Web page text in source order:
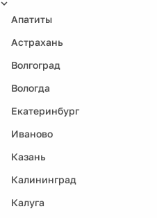
Апатиты
Астрахань
Волгоград
Вологда
Екатеринбург
Иваново
Казань
Калининград
Калуга